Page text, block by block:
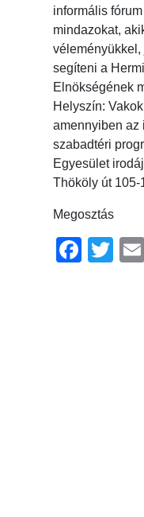
informális
mindazokat,
segíteni a
Elnökségének
Helyszín:
amennyiben az
szabadtéri
Egyesület
Thököly út 105-
Megosztás